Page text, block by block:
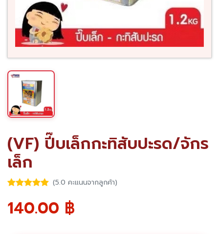
(VF) ปี๊บเล็กกะทิสับปะรด/จักร
เล็ก
(5.0 คะแนนจากลูกค้า)
140.00 ฿